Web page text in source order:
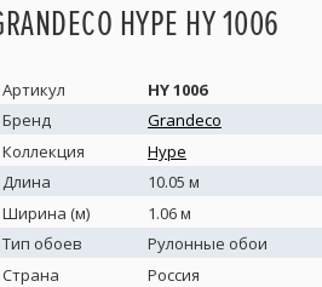
HYPE HY 1006
Артикул
HY 1006
Бренд
Grandeco
Коллекция
Hype
Длина
10.05 м
Ширина (м)
1.06 м
Тип обоев
Рулонные обои
Страна
Россия